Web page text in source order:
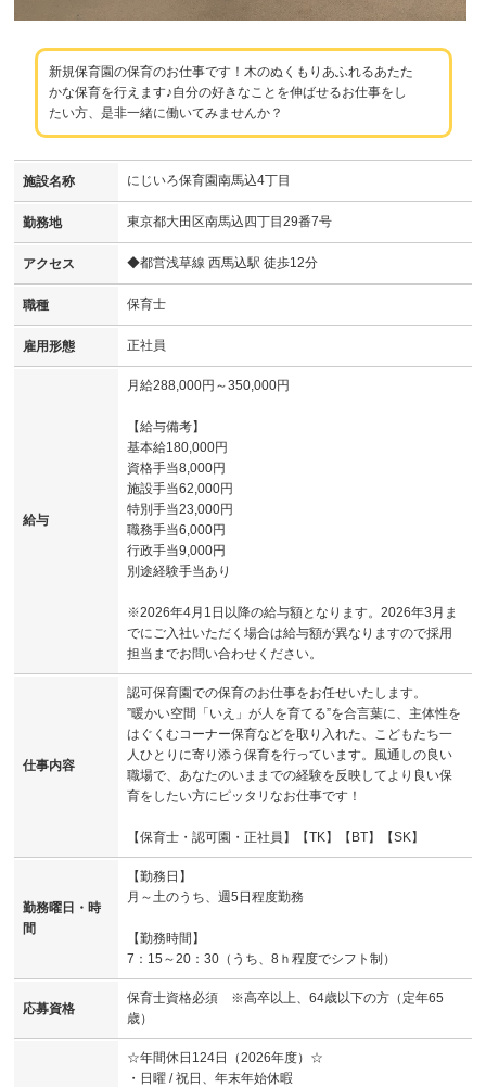
新規保育園の保育のお仕事です！木のぬくもりあふれるあたた
かな保育を行えます♪自分の好きなことを伸ばせるお仕事をし
たい方、是非一緒に働いてみませんか？
施設名称 にじいろ保育園南馬込4丁目
勤務地 東京都大田区南馬込四丁目29番7号
アクセス ◆都営浅草線 西馬込駅 徒歩12分
職種 保育士
雇用形態 正社員
給与
月給288,000円～350,000円
【給与備考】
基本給180,000円
資格手当8,000円
施設手当62,000円
特別手当23,000円
職務手当6,000円
行政手当9,000円
別途経験手当あり
※2026年4月1日以降の給与額となります。2026年3月ま
でにご入社いただく場合は給与額が異なりますので採用
担当までお問い合わせください。
仕事内容
認可保育園での保育のお仕事をお任せいたします。
”暖かい空間「いえ」が人を育てる”を合言葉に、主体性を
はぐくむコーナー保育などを取り入れた、こどもたち一
人ひとりに寄り添う保育を行っています。風通しの良い
職場で、あなたのいままでの経験を反映してより良い保
育をしたい方にピッタリなお仕事です！
【保育士・認可園・正社員】【TK】【BT】【SK】
勤務曜日・時
間
【勤務日】
月～土のうち、週5日程度勤務
【勤務時間】
7：15～20：30（うち、8ｈ程度でシフト制）
応募資格
保育士資格必須 ※高卒以上、64歳以下の方（定年65
歳）
☆年間休日124日（2026年度）☆
・日曜 / 祝日、年末年始休暇